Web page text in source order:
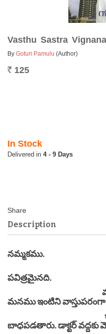
Vasthu Sastra
By Goturi Pamulu (Author)
Rs. 125
In Stock
4 - 9 Days
Description
వాస్తు నాకు
నమ్మకము.
ఇల్లు
పవిత్రమైనది.
మన
మనము ఇంటిని వాస్తుపరంగా
ఇంటిలో ఒకరికి
బాధపడతారు. డాక్టర్